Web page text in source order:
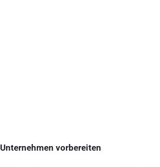
vorbereiten